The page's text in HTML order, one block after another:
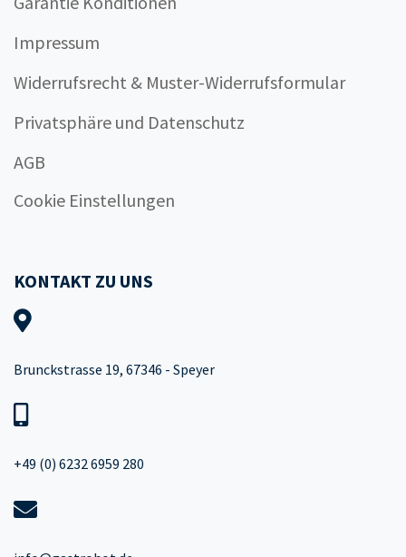
Impressum
Widerrufsrecht & Muster-Widerrufsformular
Privatsphäre und Datenschutz
AGB
Cookie Einstellungen
KONTAKT ZU UNS
Brunckstrasse 19, 67346 - Speyer
+49 (0) 6232 6959 280